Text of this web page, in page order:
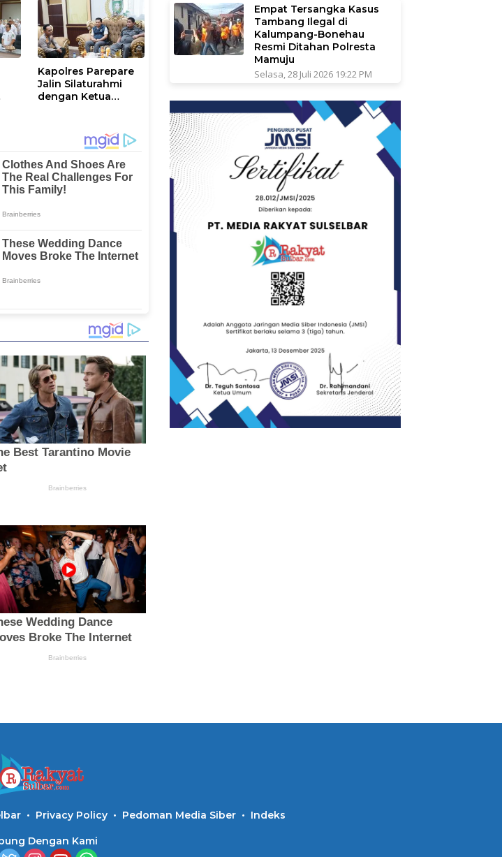
Kapolres Parepare
Jalin Silaturahmi
dengan Ketua
Kamtibmas
Empat Tersangka Kasus
Tambang Ilegal di
Kalumpang-Bonehau
Resmi Ditahan Polresta
Mamuju
Selasa, 28 Juli 2026 19:22 PM
Privacy Policy Pedoman Media Siber Indeks
Dengan Kami